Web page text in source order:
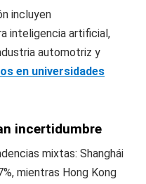
incluyen
inteligencia artificial,
automotriz y
en universidades
incertidumbre
mixtas: Shanghái
mientras Hong Kong